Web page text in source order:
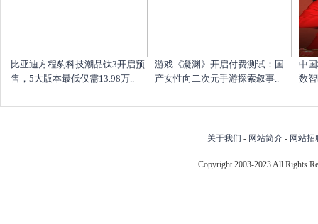
比亚迪方程豹科技潮品钛3开启预
售，5大版本最低仅需13.98万..
游戏《凝渊》开启付费测试：国
产女性向二次元手游探索叙事..
中
数
关于我们 - 网站简介 - 网站招
Copyright 2003-2023 All Rights